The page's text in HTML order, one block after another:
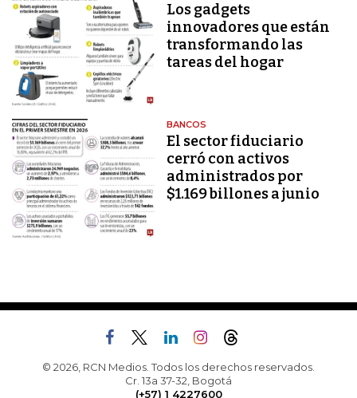
Los gadgets
innovadores que están
transformando las
tareas del hogar
BANCOS
El sector fiduciario
cerró con activos
administrados por
$1.169 billones a junio
© 2026, RCN Medios. Todos los derechos reservados.
Cr. 13a 37-32, Bogotá
(+57) 1 4227600